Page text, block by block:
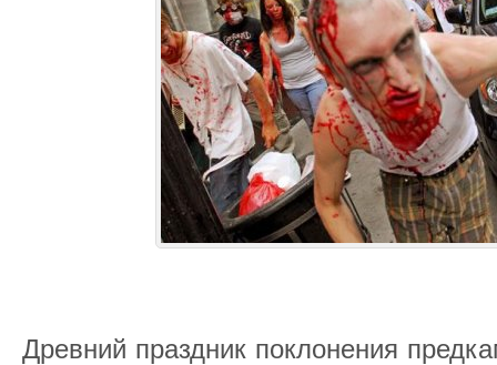
Древний праздник поклонения